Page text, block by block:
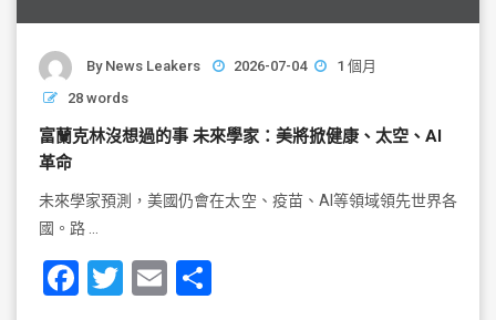
By News Leakers 2026-07-04
1 個月
28 words
富蘭克林沒想過的事 未來學家：美將掀健康、太空、AI
革命
未來學家預測，美國仍會在太空、疫苗、AI等領域領先世界各
國。路 …
F
T
E